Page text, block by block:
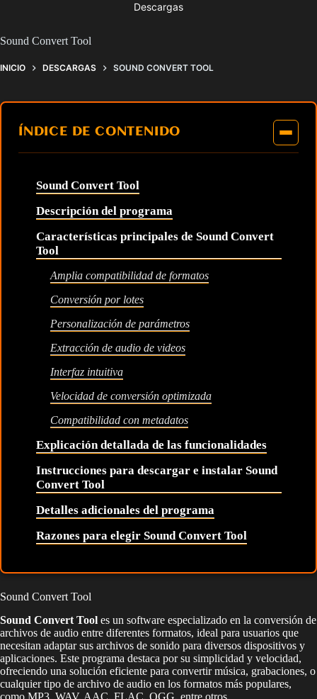
Descargas
Sound Convert Tool
INICIO DESCARGAS SOUND CONVERT TOOL
ÍNDICE DE CONTENIDO
Sound Convert Tool
Descripción del programa
Características principales de Sound Convert
Tool
Amplia compatibilidad de formatos
Conversión por lotes
Personalización de parámetros
Extracción de audio de videos
Interfaz intuitiva
Velocidad de conversión optimizada
Compatibilidad con metadatos
Explicación detallada de las funcionalidades
Instrucciones para descargar e instalar Sound
Convert Tool
Detalles adicionales del programa
Razones para elegir Sound Convert Tool
Sound Convert Tool
Sound Convert Tool es un software especializado en la conversión de
archivos de audio entre diferentes formatos, ideal para usuarios que
necesitan adaptar sus archivos de sonido para diversos dispositivos y
aplicaciones. Este programa destaca por su simplicidad y velocidad,
ofreciendo una solución eficiente para convertir música, grabaciones, o
cualquier tipo de archivo de audio en los formatos más populares,